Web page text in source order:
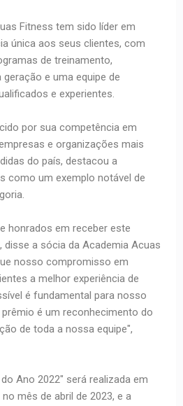
Fitness tem sido líder em
única aos seus clientes, com
de treinamento,
e uma equipe de
e experientes.
por sua competência em
e organizações mais
do país, destacou a
como um exemplo notável de
honrados em receber este
disse a sócia da Academia Acuas
nosso compromisso em
a melhor experiência de
é fundamental para nosso
é um reconhecimento do
de toda a nossa equipe",
Ano 2022" será realizada em
mês de abril de 2023, e a